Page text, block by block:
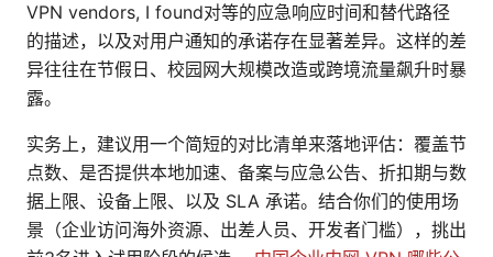
VPN vendors, I found对等的应急响应时间和替代路径
的描述，以及对用户通知的承诺存在显著差异。这样的差
异往往在节假日、校园网大规模改造或跨境流量飙升时暴
露。
实务上，建议用一个简短的对比清单来落地评估：覆盖节
点数、是否提供本地加速、备案与应急公告、折扣期与数
据上限、设备上限、以及 SLA 承诺。结合你们的使用场
景（企业访问海外资源、出差人员、开发者门槛），挑出